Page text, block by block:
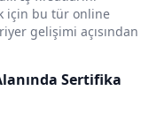
için bu tür online
gelişimi açısından
Sertifika